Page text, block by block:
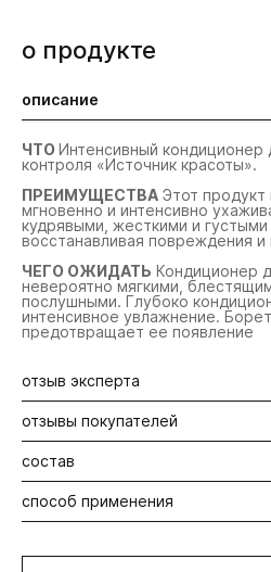
о продукте
описание
ЧТО Интенсивный кондиционер
контроля «Источник красоты».
ПРЕИМУЩЕСТВА Этот продукт
мгновенно и интенсивно
кудрявыми, жесткими и густыми
восстанавливая повреждения и
ЧЕГО ОЖИДАТЬ Кондиционер
невероятно мягкими,
послушными. Глубоко
интенсивное увлажнение.
предотвращает ее появление
отзыв эксперта
Действенное средство против
для вьющихся, а также для
пористых волос. Дает
отзывы покупателей
Будьте первыми! Оставьте
состав
Aqua/Water/Eau, Cetearyl
Cetyl Alcohol, Amodimethicone,
Propanediol, Phenoxyethanol,
способ применения